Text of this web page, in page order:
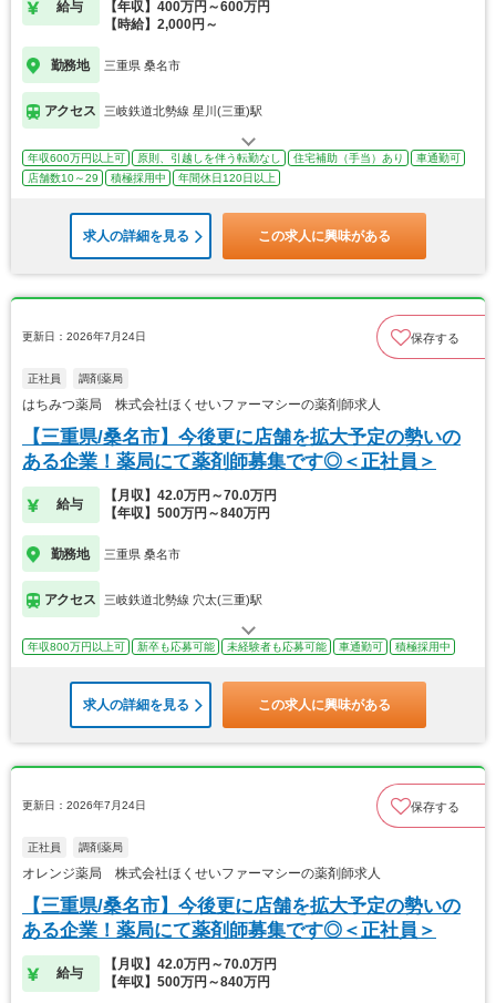
給与
【年収】400万円～600万円
【時給】2,000円～
勤務地 三重県 桑名市
アクセス 三岐鉄道北勢線 星川(三重)駅
年収600万円以上可 原則、引越しを伴う転勤なし 住宅補助（手当）あり
車通勤可
店舗数10～29
積極採用中 年間休日120日以上
求人の詳細を見る この求人に興味がある
更新日：2026年7月24日 保存する
正社員 調剤薬局
はちみつ薬局 株式会社ほくせいファーマシーの薬剤師求人
【三重県/桑名市】今後更に店舗を拡大予定の勢いの
ある企業！薬局にて薬剤師募集です◎＜正社員＞
給与
【月収】42.0万円～70.0万円
【年収】500万円～840万円
勤務地 三重県 桑名市
アクセス 三岐鉄道北勢線 穴太(三重)駅
年収800万円以上可 新卒も応募可能 未経験者も応募可能 車通勤可 積極採用中
求人の詳細を見る この求人に興味がある
更新日：2026年7月24日 保存する
正社員 調剤薬局
オレンジ薬局 株式会社ほくせいファーマシーの薬剤師求人
【三重県/桑名市】今後更に店舗を拡大予定の勢いの
ある企業！薬局にて薬剤師募集です◎＜正社員＞
給与
【月収】42.0万円～70.0万円
【年収】500万円～840万円